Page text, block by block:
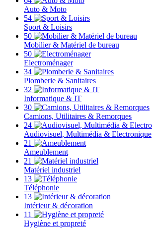
Auto & Moto
54
Sport & Loisirs
50
Mobilier & Matériel de bureau
50
Electroménager
34
Plomberie & Sanitaires
32
Informatique & IT
30
Camions, Utilitaires & Remorques
24
Audiovisuel, Multimédia & Electronique
21
Ameublement
21
Matériel industriel
13
Téléphonie
13
Intérieur & décoration
11
Hygiène et propreté